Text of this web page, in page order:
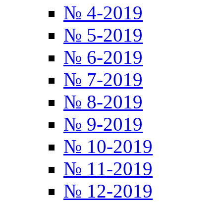
№ 4-2019
№ 5-2019
№ 6-2019
№ 7-2019
№ 8-2019
№ 9-2019
№ 10-2019
№ 11-2019
№ 12-2019